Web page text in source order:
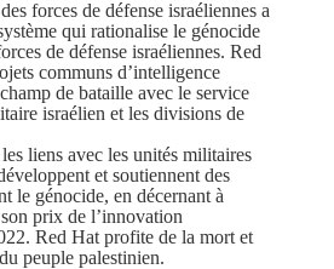
forces de défense israéliennes a
qui rationalise le génocide
de défense israéliennes. Red
communs d’intelligence
de bataille avec le service
israélien et les divisions de
liens avec les unités militaires
et soutiennent des
le génocide, en décernant à
prix de l’innovation
Red Hat profite de la mort et
peuple palestinien.